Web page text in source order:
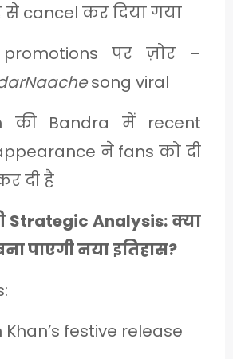
cancel कर दिया गया
promotions पर ज़ोर –
song viral
की Bandra में recent
ने fans को दी
दी है
Strategic Analysis: क्या
पाएगी नया इतिहास?
festive release